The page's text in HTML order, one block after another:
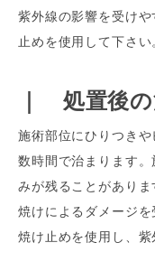
紫外線の影響を受け
止めを使用して下さい
｜ 処置後
施術部位にひりつきや
数時間で治まります
みが残ることがあり
焼けによるダメージ
焼け止めを使用し、紫